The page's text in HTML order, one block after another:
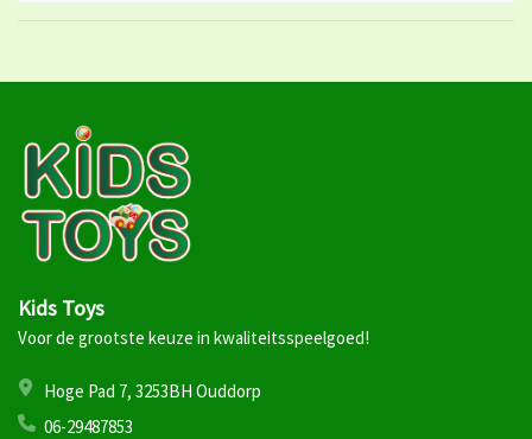
Kids Toys
Voor de grootste keuze in kwaliteitsspeelgoed!
Hoge Pad 7, 3253BH Ouddorp
06-29487853